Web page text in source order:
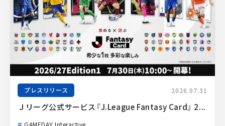
プレスリリース 2026.07.31
Ｊリーグ公式サービス『J.League Fantasy Card』 2...